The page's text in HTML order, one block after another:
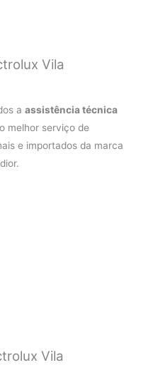
Vila
aassistência técnica
melhor serviço de
e importados da marca
Vila